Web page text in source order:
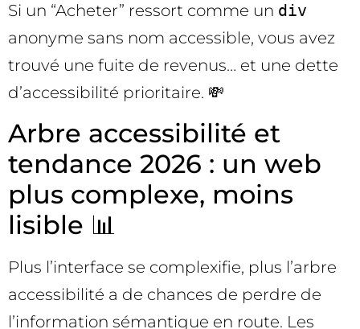
Si un “Acheter” ressort comme un div
anonyme sans nom accessible, vous avez
trouvé une fuite de revenus… et une dette
d’accessibilité prioritaire. 💸
Arbre accessibilité et
tendance 2026 : un web
plus complexe, moins
lisible 📊
Plus l’interface se complexifie, plus l’arbre
accessibilité a de chances de perdre de
l’information sémantique en route. Les